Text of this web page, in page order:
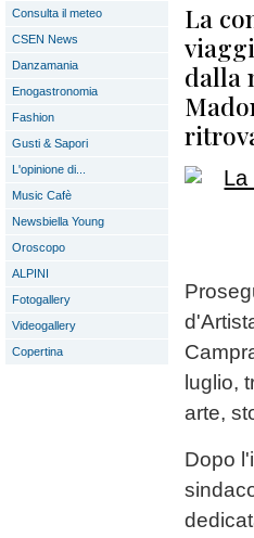
Consulta il meteo
CSEN News
Danzamania
Enogastronomia
Fashion
Gusti & Sapori
L'opinione di...
Music Cafè
Newsbiella Young
Oroscopo
ALPINI
Fotogallery
Videogallery
Copertina
La
dalla
luglio,
arte,
Dopo